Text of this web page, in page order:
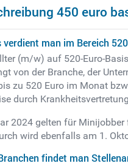
450 euro
verdient man im Bereich
(m/w) auf 520-Euro-
von der Branche, der
zu 520 Euro im Monat
durch
2024 gelten für
wird ebenfalls am 1.
findet man